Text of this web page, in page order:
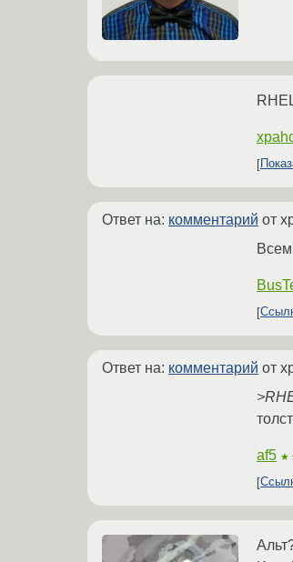
Ответ на: комментарий от
Ответ на: комментарий от
af5